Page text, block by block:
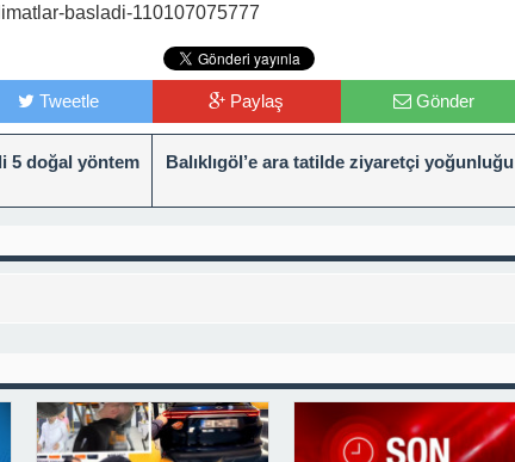
basladi-110107075777
Tweetle Paylaş Gönder
5 doğal yöntem Balıklıgöl’e ara tatilde ziyaretçi yoğunluğu